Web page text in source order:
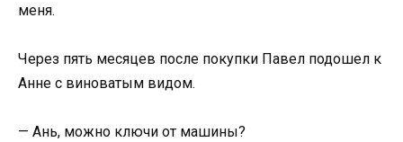
меня.
Через пять месяцев после покупки Павел подошел к
Анне с виноватым видом.
— Ань, можно ключи от машины?